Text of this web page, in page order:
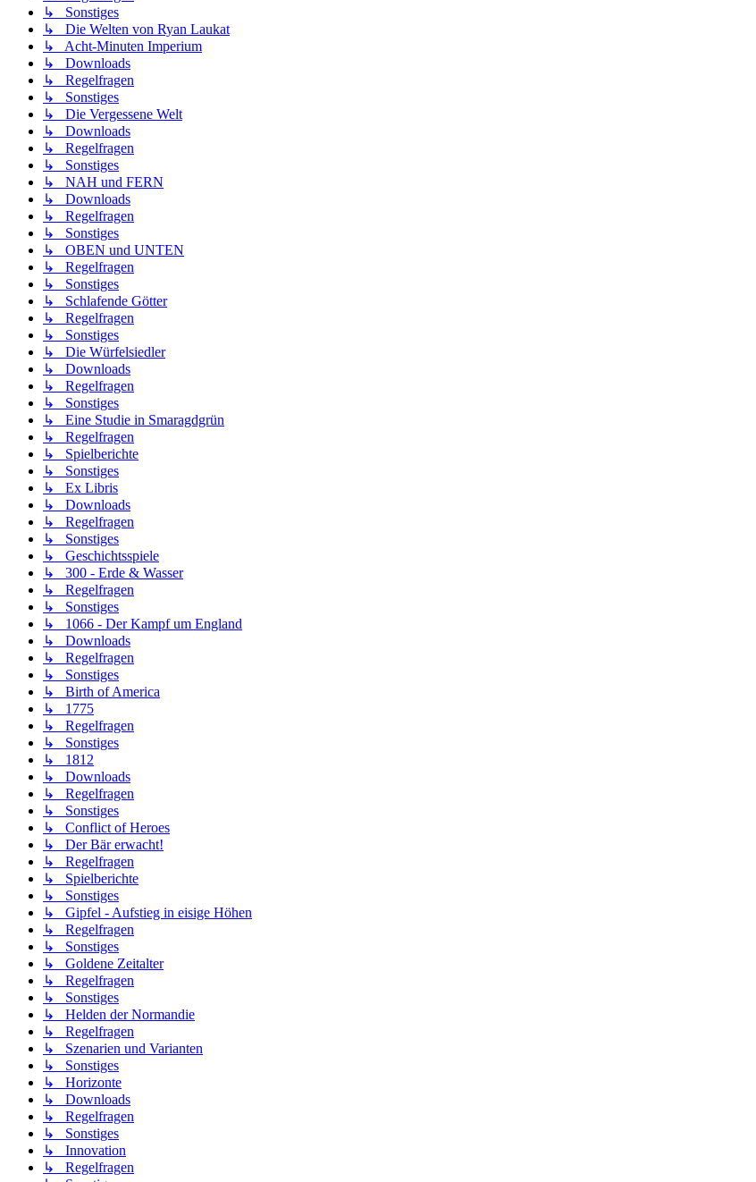
↳ Sonstiges
↳ Die Welten von Ryan Laukat
↳ Acht-Minuten Imperium
↳ Downloads
↳ Regelfragen
↳ Sonstiges
↳ Die Vergessene Welt
↳ Downloads
↳ Regelfragen
↳ Sonstiges
↳ NAH und FERN
↳ Downloads
↳ Regelfragen
↳ Sonstiges
↳ OBEN und UNTEN
↳ Regelfragen
↳ Sonstiges
↳ Schlafende Götter
↳ Regelfragen
↳ Sonstiges
↳ Die Würfelsiedler
↳ Downloads
↳ Regelfragen
↳ Sonstiges
↳ Eine Studie in Smaragdgrün
↳ Regelfragen
↳ Spielberichte
↳ Sonstiges
↳ Ex Libris
↳ Downloads
↳ Regelfragen
↳ Sonstiges
↳ Geschichtsspiele
↳ 300 - Erde & Wasser
↳ Regelfragen
↳ Sonstiges
↳ 1066 - Der Kampf um England
↳ Downloads
↳ Regelfragen
↳ Sonstiges
↳ Birth of America
↳ 1775
↳ Regelfragen
↳ Sonstiges
↳ 1812
↳ Downloads
↳ Regelfragen
↳ Sonstiges
↳ Conflict of Heroes
↳ Der Bär erwacht!
↳ Regelfragen
↳ Spielberichte
↳ Sonstiges
↳ Gipfel - Aufstieg in eisige Höhen
↳ Regelfragen
↳ Sonstiges
↳ Goldene Zeitalter
↳ Regelfragen
↳ Sonstiges
↳ Helden der Normandie
↳ Regelfragen
↳ Szenarien und Varianten
↳ Sonstiges
↳ Horizonte
↳ Downloads
↳ Regelfragen
↳ Sonstiges
↳ Innovation
↳ Regelfragen